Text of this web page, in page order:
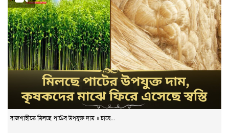
রাজশাহীতে মিলছে পাটের উপযুক্ত দাম ॥ চাষে...